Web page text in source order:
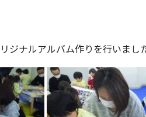
ジナルアルバム作りを行いまし